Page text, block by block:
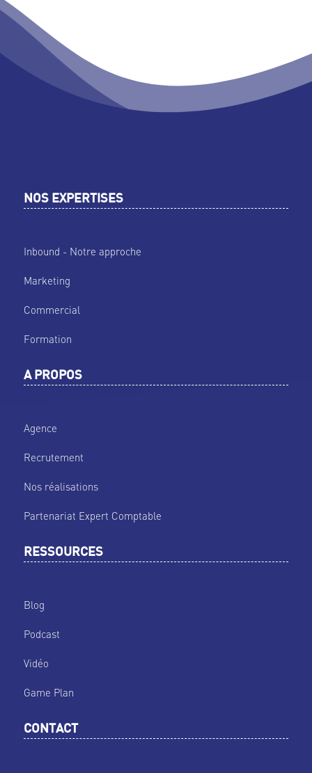
NOS EXPERTISES
Inbound - Notre approche
Marketing
Commercial
Formation
A PROPOS
Agence
Recrutement
Nos réalisations
Partenariat Expert Comptable
RESSOURCES
Blog
Podcast
Vidéo
Game Plan
CONTACT